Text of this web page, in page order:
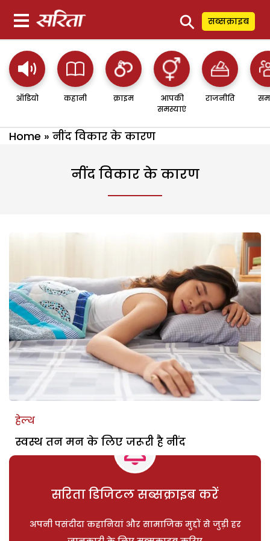
⚲ सब्सक्राइब
ऑडियो कहानी क्राइम
आपकी
समस्याएं
राजनीति
Home » नींद विकार के कारण
नींद विकार के कारण
हेल्थ
स्वस्थ तन मन के लिए जरूरी है नींद
सरिता डिजिटल सब्सक्राइब करें
अपनी पसंदीदा कहानियां और सामाजिक मुद्दों से जुड़ी हर